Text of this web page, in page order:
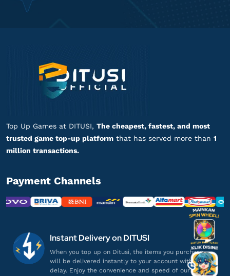
Top Up Games at DITUSI, The cheapest, fastest, and most
trusted game top-up platform that has served more than 1
million transactions.
Payment Channels
Instant Delivery on DITUSI
When you top up on Ditusi, the items you purchase
will be delivered instantly to your account without
delay. Enjoy the convenience and speed of our service